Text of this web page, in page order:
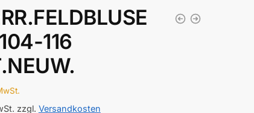
116
zzgl. Versandkosten